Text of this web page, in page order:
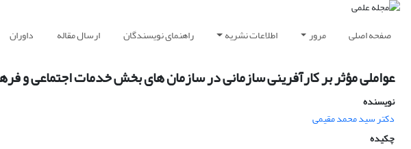
صفحه اصلی مرور اطلاعات نشریه راهنمای نویسندگان ارسال مقاله داوران
عواملی مؤثر بر کارآفرینی سازمانی در سازمان های بخش خدمات اجتماعی و
نویسنده
دکتر سید محمد مقیمى
چکیده